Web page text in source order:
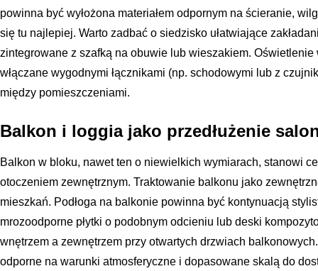
powinna być wyłożona materiałem odpornym na ścieranie,
się tu najlepiej. Warto zadbać o siedzisko ułatwiające
zintegrowane z szafką na obuwie lub wieszakiem.
włączane wygodnymi łącznikami (np. schodowymi lub z
między pomieszczeniami.
Balkon i loggia jako przedłużenie
Balkon w bloku, nawet ten o niewielkich wymiarach, stanowi
otoczeniem zewnętrznym. Traktowanie balkonu jako
mieszkań. Podłoga na balkonie powinna być kontynuacją
mrozoodporne płytki o podobnym odcieniu lub deski
wnętrzem a zewnętrzem przy otwartych drzwiach
odporne na warunki atmosferyczne i dopasowane skalą do